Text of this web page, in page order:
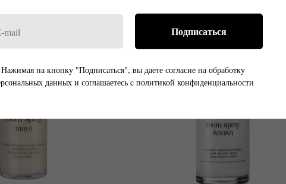
Подписаться
Нажимая на кнопку "Подписаться", вы даете согласие на обработку
данных и соглашаетесь c политикой конфиденциальности